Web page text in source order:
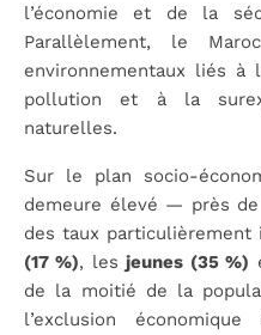
l’économie et de la
Parallèlement, le
environnementaux liés à
pollution et à la
naturelles.
Sur le plan socio-
demeure élevé — près de
des taux particulièrement
(17 %), lesjeunes (35 %)
de la moitié de la
l’exclusion